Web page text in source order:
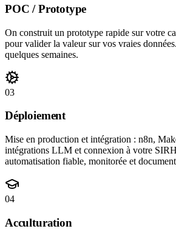
POC / Prototype
On construit un prototype rapide sur votre
pour valider la valeur sur vos vraies
quelques semaines.
03
Déploiement
Mise en production et intégration : n8n,
intégrations LLM et connexion à votre
automatisation fiable, monitorée et
04
Acculturation